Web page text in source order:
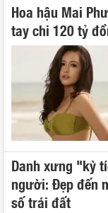
Hoa hậu Mai
tay chi 120 tỷ
Danh xưng "kỳ
người: Đẹp đến
số trái đất